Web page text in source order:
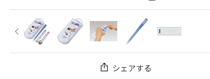
シェアする